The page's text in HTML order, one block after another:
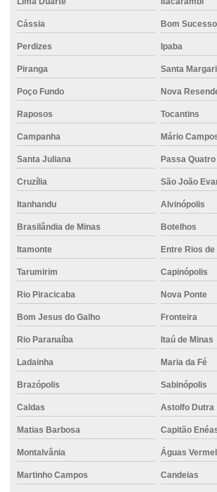
Distribuição de cimento para construção civil
Distribuição de cimento ensacado para empresas
Distribuição de cimento para grandes obras
Distribuição de cimento para obras
Distribuidor de cimento
Distribuidora de concreto
Empilhadeira elétrica para locação
Empilhadeira para indústria
Empilhadeira para movimentação de mercadorias
Empilhadeira para obras industriais
Empresa de concreto
Empresa de concreto bombeado
Empresa de concreto pronto
Empresa de concreto usinado
Empresa estaca escavada
Empresa de locação de empilhadeira
Empresa de projeto de fundações especiais
Empresas de fundações
Cássia Bom Sucesso
Perdizes Ipaba
Piranga Santa
Poço Fundo Nova
Raposos Tocantins
Campanha Mário
Santa Juliana Passa Quatro
Cruzília São João
Itanhandu Alvinópolis
Brasilândia de Minas Botelhos
Itamonte Entre Rios de
Tarumirim Capinópolis
Rio Piracicaba Nova Ponte
Bom Jesus do Galho Fronteira
Rio Paranaíba Itaú de Minas
Ladainha Maria da Fé
Brazópolis Sabinópolis
Caldas Astolfo Dutra
Matias Barbosa Capitão
Montalvânia Águas
Martinho Campos Candeias